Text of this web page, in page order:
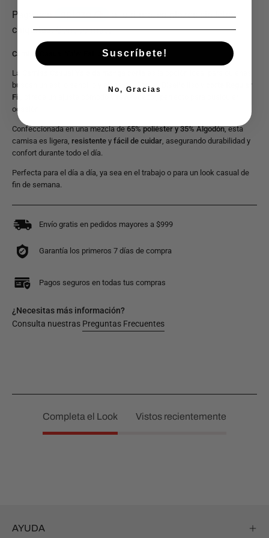
Camisa Casual Yale: Estilo cómodo y versátil
La
buscan un estilo sencillo y elegante. Con su
Diseño liso y corte Regular
Fit
ocasión.
Confeccionada en una mezcla de65% poliéster y 35% Algodón, esta
camisa es ligera, resistente y fácil de cuidar, asegurando durabilidad y
confort durante todo el día.
Perfecta para el día a día, ya sea en el trabajo o para un look casual de
fin de semana.
Envío gratis en pedidos mayores a $999
Garantía los primeros 7 días de compra
Pagos seguros en todas tus compras
¿Necesitas más información?
Consulta nuestras Preguntas Frecuentes
Completa el Look Vistos recientemente
AYUDA
Suscríbete!
No, Gracias